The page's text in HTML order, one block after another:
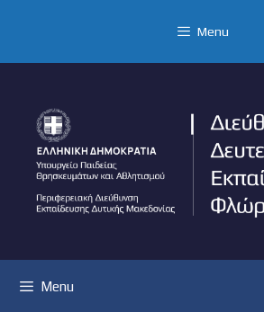
Menu
Menu